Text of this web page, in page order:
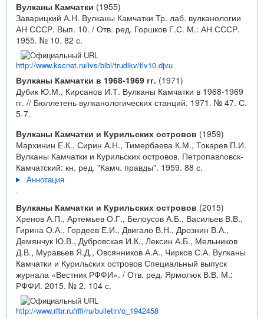
Вулканы Камчатки (1955)
Заварицкий А.Н. Вулканы Камчатки Тр. лаб. вулканологии
АН СССР. Вып. 10. / Отв. ред. Горшков Г.С. М.: АН СССР.
1955. № 10. 82 с.
http://www.kscnet.ru/ivs/bibl/trudikv/tlv10.djvu
Вулканы Камчатки в 1968-1969 гг. (1971)
Дубик Ю.М., Кирсанов И.Т. Вулканы Камчатки в 1968-1969
гг. // Бюллетень вулканологических станций. 1971. № 47. С.
5-7.
Вулканы Камчатки и Курильских островов (1959)
Мархинин Е.К., Сирин А.Н., Тимербаева К.М., Токарев П.И.
Вулканы Камчатки и Курильских островов. Петропавловск-
Камчатский: кн. ред. "Камч. правды". 1959. 88 с.
Аннотация
Вулканы Камчатки и Курильских островов (2015)
Хренов А.П., Артемьев О.Г., Белоусов А.Б., Васильев В.В.,
Гирина О.А., Гордеев Е.И., Двигало В.Н., Дрознин В.А.,
Демянчук Ю.В., Дубровская И.К., Лексин А.Б., Мельников
Д.В., Муравьев Я.Д., Овсянников А.А., Чирков С.А. Вулканы
Камчатки и Курильских островов Специальный выпуск
журнала «Вестник РФФИ». / Отв. ред. Ярмолюк В.В. М.:
РФФИ. 2015. № 2. 104 с.
http://www.rfbr.ru/rffi/ru/bulletin/o_1942458